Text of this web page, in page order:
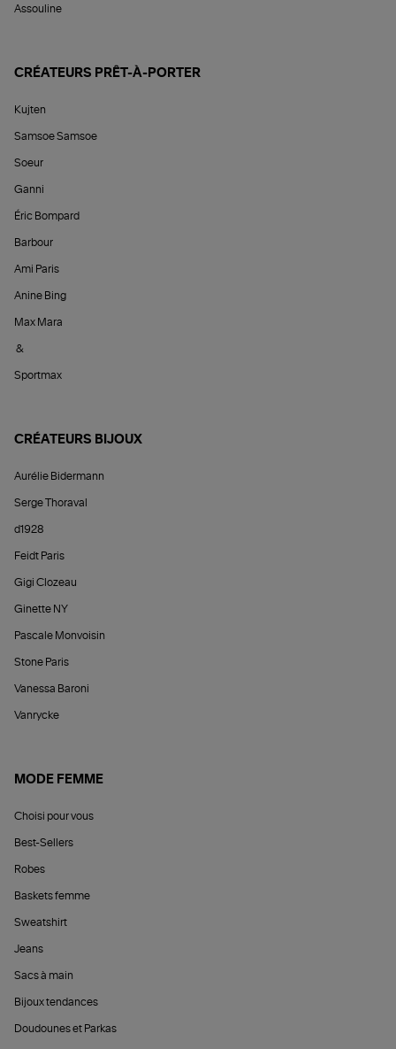
Assouline
CRÉATEURS PRÊT-À-PORTER
Kujten
Samsoe Samsoe
Soeur
Ganni
Éric Bompard
Barbour
Ami Paris
Anine Bing
Max Mara
&
Sportmax
CRÉATEURS BIJOUX
Aurélie Bidermann
Serge Thoraval
d1928
Feidt Paris
Gigi Clozeau
Ginette NY
Pascale Monvoisin
Stone Paris
Vanessa Baroni
Vanrycke
MODE FEMME
Choisi pour vous
Best-Sellers
Robes
Baskets femme
Sweatshirt
Jeans
Sacs à main
Bijoux tendances
Doudounes et Parkas